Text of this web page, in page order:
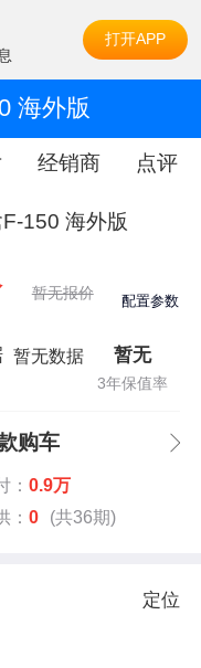
打开APP
海外版
经销商 点评
150 海外版
暂无报价 配置参数
暂无数据 暂无
3年保值率
购车
： 0.9万
： 0 (共36期)
定位